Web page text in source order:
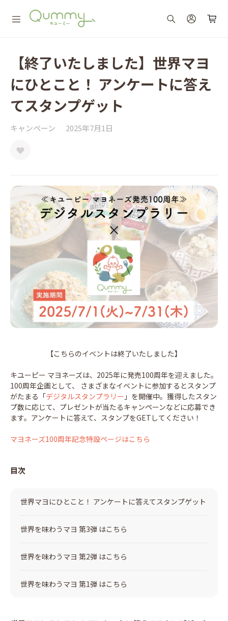
【終了いたしました】世界マヨ
にひとこと！ アンケートに答え
てスタンプゲット
キャンペーン 2025年7月1日
【こちらのイベントは終了いたしました】
キユーピー マヨネーズは、2025年に発売100周年を迎えました。
100周年企画として、 さまざまなイベントに参加するとスタンプ
がたまる「デジタルスタンプラリー 」を開催中。獲得したスタン
プ数に応じて、プレゼントが当たるキャンペーンなどに応募でき
ます。アンケートに答えて、スタンプをGETしてください！
マヨネーズ100周年記念特設ページはこちら
目次
世界マヨにひとこと！ アンケートに答えてスタンプゲット
世界を味わうマヨ 第3弾 はこちら
世界を味わうマヨ 第2弾 はこちら
世界を味わうマヨ 第1弾 はこちら